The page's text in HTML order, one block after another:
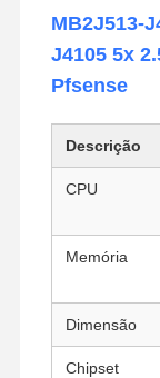
MB2J513-
J4105 5x
Pfsense
Descrição
CPU
Memória
Dimensão
Chipset